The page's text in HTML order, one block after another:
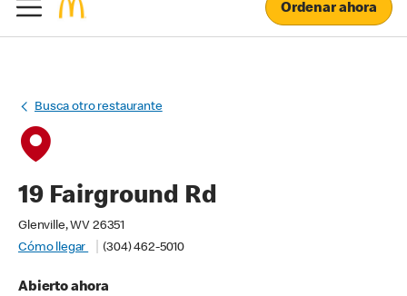
Ordenar ahora
Busca otro restaurante
19 Fairground Rd
Glenville, WV 26351
Cómo llegar
(304) 462-5010
Abierto ahora